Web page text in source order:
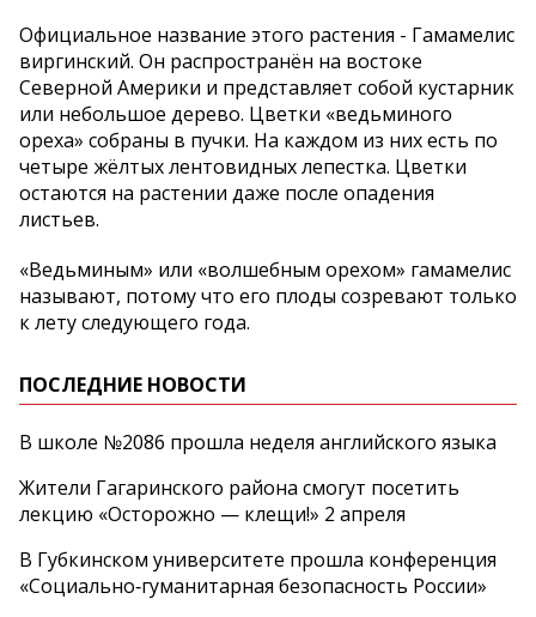
Официальное название этого растения - Гамамелис
виргинский. Он распространён на востоке
Северной Америки и представляет собой кустарник
или небольшое дерево. Цветки «ведьминого
ореха» собраны в пучки. На каждом из них есть по
четыре жёлтых лентовидных лепестка. Цветки
остаются на растении даже после опадения
листьев.
«Ведьминым» или «волшебным орехом» гамамелис
называют, потому что его плоды созревают только
к лету следующего года.
ПОСЛЕДНИЕ НОВОСТИ
В школе №2086 прошла неделя английского языка
Жители Гагаринского района смогут посетить
лекцию «Осторожно — клещи!» 2 апреля
В Губкинском университете прошла конференция
«Социально‑гуманитарная безопасность России»